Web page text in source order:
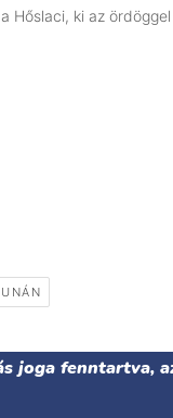
Hőslaci, ki az
joga fenntartva,